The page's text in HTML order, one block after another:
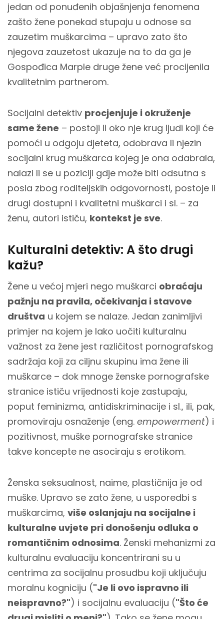
jedan od ponuđenih objašnjenja fenomena
zašto žene ponekad stupaju u odnose sa
zauzetim muškarcima – upravo zato što
njegova zauzetost ukazuje na to da ga je
Gospođica Marple druge žene već procijenila
kvalitetnim partnerom.
Socijalni detektiv procjenjuje i okruženje
same žene – postoji li oko nje krug ljudi koji će
pomoći u odgoju djeteta, odobrava li njezin
socijalni krug muškarca kojeg je ona odabrala,
nalazi li se u poziciji gdje može biti odsutna s
posla zbog roditeljskih odgovornosti, postoje li
drugi dostupni i kvalitetni muškarci i sl. – za
ženu, autori ističu, kontekst je sve.
Kulturalni detektiv: A što drugi
kažu?
Žene u većoj mjeri nego muškarci obraćaju
pažnju na pravila, očekivanja i stavove
društva u kojem se nalaze. Jedan zanimljivi
primjer na kojem je lako uočiti kulturalnu
važnost za žene jest različitost pornografskog
sadržaja koji za ciljnu skupinu ima žene ili
muškarce – dok mnoge ženske pornografske
stranice ističu vrijednosti koje zastupaju,
poput feminizma, antidiskriminacije i sl., ili, pak,
promoviraju osnaženje (eng. empowerment) i
pozitivnost, muške pornografske stranice
takve koncepte ne asociraju s erotikom.
Ženska seksualnost, naime, plastičnija je od
muške. Upravo se zato žene, u usporedbi s
muškarcima, više oslanjaju na socijalne i
kulturalne uvjete pri donošenju odluka o
romantičnim odnosima. Ženski mehanizmi za
kulturalnu evaluaciju koncentrirani su u
centrima za socijalnu prosudbu koji uključuju
moralnu kogniciju ("Je li ovo ispravno ili
neispravno?") i socijalnu evaluaciju ("Što će